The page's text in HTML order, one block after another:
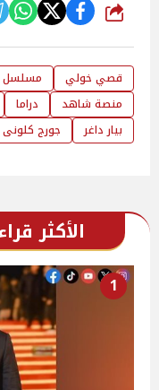
شارك
قصي خولي مسلسل
منصة شاهد
دراما
بيار داغر
جورج كلونى
الأكثر
1